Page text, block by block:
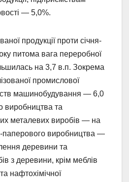
— 5,0%.
продукції проти січня-
питома вага переробної
на 3,7 в.п. Зокрема
промислової
машинобудування — 6,0
виробництва та
металевих виробів — на
паперового виробництва —
деревини та
з деревини, крім меблів
нафтохімічної